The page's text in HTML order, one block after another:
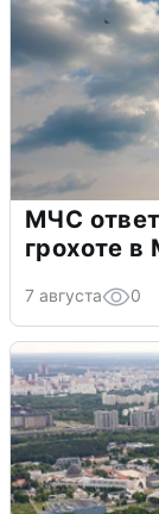
МЧС
грохоте в
7 августа 0